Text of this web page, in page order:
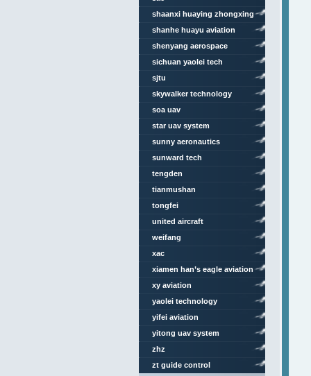
shaanxi huaying zhongxing
aviation technology
shanhe huayu aviation
shenyang aerospace
university
sichuan yaolei tech
sjtu
skywalker technology
soa uav
star uav system
sunny aeronautics
sunward tech
tengden
tianmushan
tongfei
united aircraft
weifang
xac
xiamen han’s eagle aviation
technology
xy aviation
yaolei technology
yifei aviation
yitong uav system
zhz
zt guide control